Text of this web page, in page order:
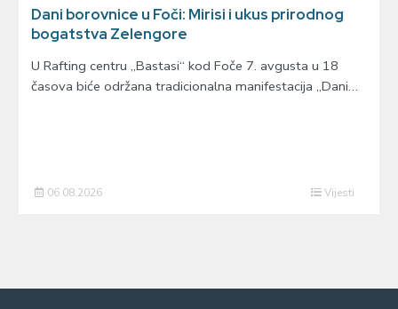
Dani borovnice u Foči: Mirisi i ukus prirodnog
bogatstva Zelengore
U Rafting centru „Bastasi“ kod Foče 7. avgusta u 18
časova biće održana tradicionalna manifestacija „Dani…
06.08.2026 Vijesti